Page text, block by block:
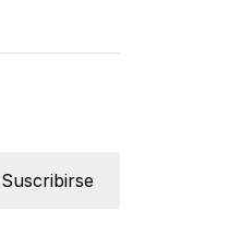
Suscribirse